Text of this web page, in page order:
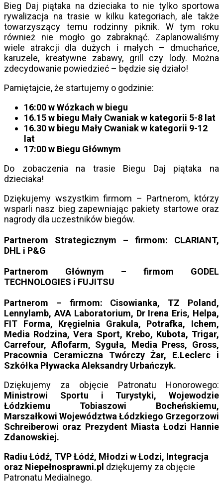
Bieg Daj piątaka na dzieciaka to nie tylko sportowa
rywalizacja na trasie w kilku kategoriach, ale także
towarzyszący temu rodzinny piknik. W tym roku
również nie mogło go zabraknąć. Zaplanowaliśmy
wiele atrakcji dla dużych i małych – dmuchańce,
karuzele, kreatywne zabawy, grill czy lody. Można
zdecydowanie powiedzieć – będzie się działo!
Pamiętajcie, że startujemy o godzinie:
16:00 w Wózkach w biegu
16.15 w biegu Mały Cwaniak w kategorii 5-8 lat
16.30 w biegu Mały Cwaniak w kategorii 9-12
lat
17:00 w Biegu Głównym
Do zobaczenia na trasie Biegu Daj piątaka na
dzieciaka!
Dziękujemy wszystkim firmom – Partnerom, którzy
wsparli nasz bieg zapewniając pakiety startowe oraz
nagrody dla uczestników biegów.
Partnerom Strategicznym – firmom: CLARIANT,
DHL i P&G
Partnerom Głównym – firmom GODEL
TECHNOLOGIES i FUJITSU
Partnerom – firmom: Cisowianka, TZ Poland,
Lennylamb, AVA Laboratorium, Dr Irena Eris, Helpa,
FIT Forma, Kręgielnia Grakula, Potrafka, Ichem,
Media Rodzina, Vera Sport, Krebo, Kubota, Trigar,
Carrefour, Aflofarm, Syguła, Media Press, Gross,
Pracownia Ceramiczna Twórczy Żar, E.Leclerc i
Szkółka Pływacka Aleksandry Urbańczyk.
Dziękujemy za objęcie Patronatu Honorowego:
Ministrowi Sportu i Turystyki, Wojewodzie
Łódzkiemu Tobiaszowi Bocheńskiemu,
Marszałkowi Województwa Łódzkiego Grzegorzowi
Schreiberowi oraz Prezydent Miasta Łodzi Hannie
Zdanowskiej.
Radiu Łódź, TVP Łódź, Młodzi w Łodzi, Integracja
oraz Niepełnosprawni.pl dziękujemy za objęcie
Patronatu Medialnego.